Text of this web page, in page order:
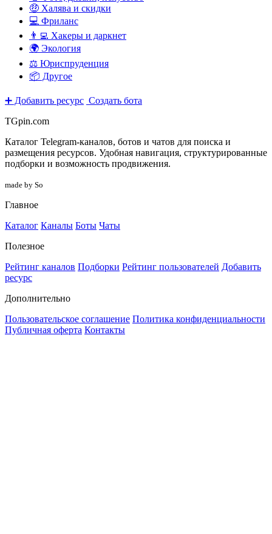
🤑 Халява и скидки
💻 Фриланс
👨‍💻 Хакеры и даркнет
🌍 Экология
⚖️ Юриспруденция
📦 Другое
➕ Добавить ресурс Создать бота
TGpin.com
Каталог Telegram-каналов, ботов и чатов для поиска и
размещения ресурсов. Удобная навигация, структурированные
подборки и возможность продвижения.
made by So
Главное
Каталог Каналы Боты Чаты
Полезное
Рейтинг каналов Подборки Рейтинг пользователей Добавить
ресурс
Дополнительно
Пользовательское соглашение Политика конфиденциальности
Публичная оферта Контакты